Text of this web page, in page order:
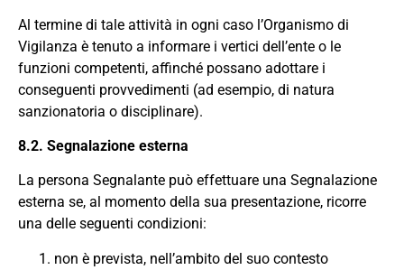
Al termine di tale attività in ogni caso l’Organismo di
Vigilanza è tenuto a informare i vertici dell’ente o le
funzioni competenti, affinché possano adottare i
conseguenti provvedimenti (ad esempio, di natura
sanzionatoria o disciplinare).
8.2. Segnalazione esterna
La persona Segnalante può effettuare una Segnalazione
esterna se, al momento della sua presentazione, ricorre
una delle seguenti condizioni:
non è prevista, nell’ambito del suo contesto